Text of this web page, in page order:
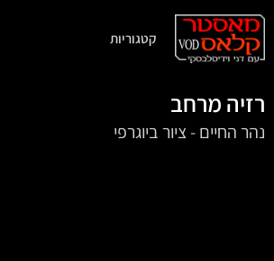
קטגוריות
רזיה מרחב
נהר החיים - ציור ביוגרפי